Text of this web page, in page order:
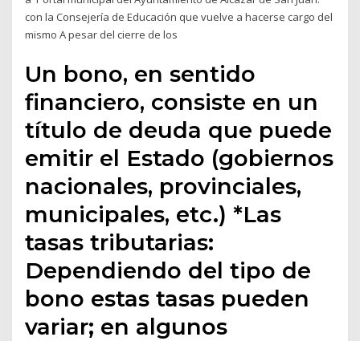
con la Consejería de Educación que vuelve a hacerse cargo del
mismo A pesar del cierre de los
Un bono, en sentido
financiero, consiste en un
título de deuda que puede
emitir el Estado (gobiernos
nacionales, provinciales,
municipales, etc.) *Las
tasas tributarias:
Dependiendo del tipo de
bono estas tasas pueden
variar; en algunos